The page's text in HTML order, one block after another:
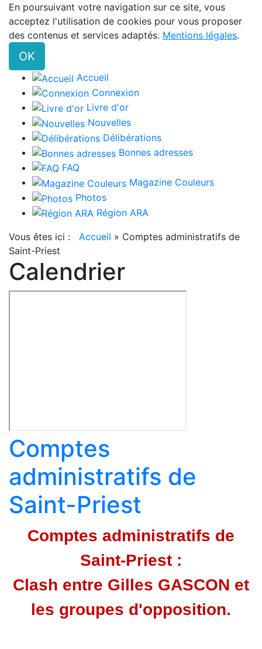
En poursuivant votre navigation sur ce site, vous
acceptez l'utilisation de cookies pour vous proposer
des contenus et services adaptés. Mentions légales.
OK
Accueil
Connexion
Livre d'or
Nouvelles
Délibérations
Bonnes adresses
FAQ
Magazine Couleurs
Photos
Région ARA
Vous êtes ici : Accueil » Comptes administratifs de
Saint-Priest
Calendrier
Comptes
administratifs de
Saint-Priest
Comptes administratifs de
Saint-Priest :
Clash entre Gilles GASCON et
les groupes d'opposition.